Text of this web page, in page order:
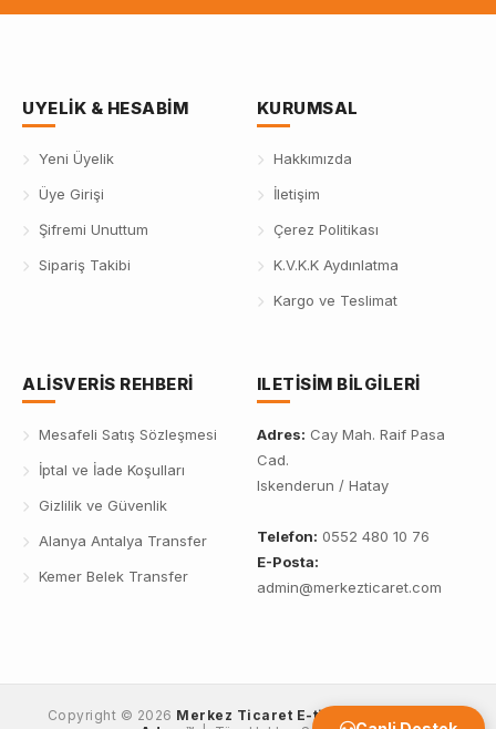
UYELIK & HESABIM
Yeni Üyelik
Üye Girişi
Şifremi Unuttum
Sipariş Takibi
KURUMSAL
Hakkımızda
İletişim
Çerez Politikası
K.V.K.K Aydınlatma
Kargo ve Teslimat
ALISVERIS REHBERI
Mesafeli Satış Sözleşmesi
İptal ve İade Koşulları
Gizlilik ve Güvenlik
Alanya Antalya Transfer
Kemer Belek Transfer
ILETISIM BILGILERI
Adres: Cay Mah. Raif Pasa
Cad.
Iskenderun / Hatay
Telefon: 0552 480 10 76
E-Posta:
admin@merkezticaret.com
Copyright © 2026 Merkez Ticaret E-ticaret'de Güvenli